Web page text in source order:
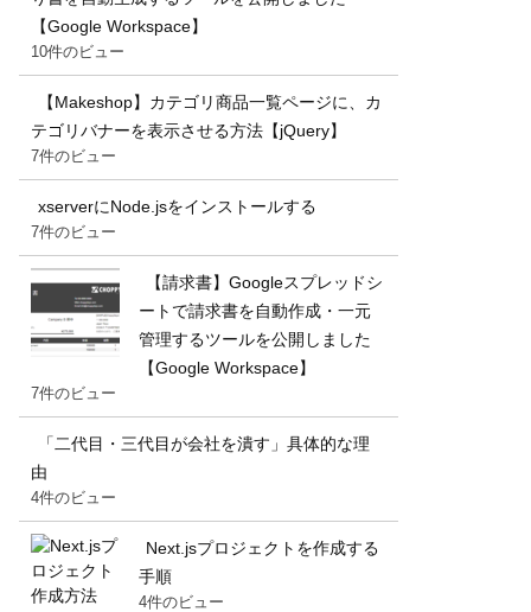
【Google Workspace】
10件のビュー
【Makeshop】カテゴリ商品一覧ページに、カ
テゴリバナーを表示させる方法【jQuery】
7件のビュー
xserverにNode.jsをインストールする
7件のビュー
【請求書】Googleスプレッドシ
ートで請求書を自動作成・一元
管理するツールを公開しました
【Google Workspace】
7件のビュー
「二代目・三代目が会社を潰す」具体的な理
由
4件のビュー
Next.jsプロジェクトを作成する
手順
4件のビュー